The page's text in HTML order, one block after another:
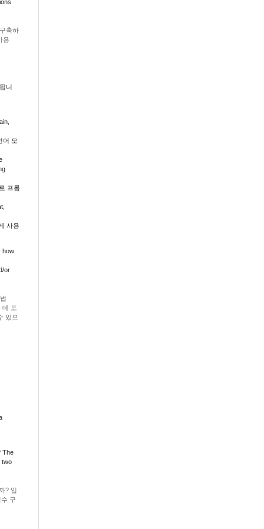
축하
용
니
어 모
프롬
사용
how
or
데 도
있으
The
two
? 입
구